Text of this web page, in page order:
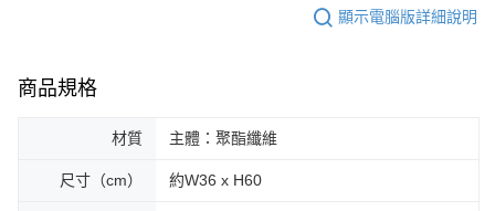
顯示電腦版詳細說明
商品規格
材質 主體：聚酯纖維
尺寸（cm） 約W36 x H60